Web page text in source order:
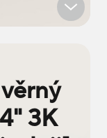
3K